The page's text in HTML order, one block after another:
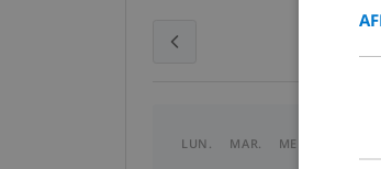
LUN. MAR. MER.